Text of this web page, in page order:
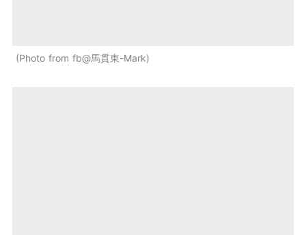
Photo from fb@馬貫東-Mark